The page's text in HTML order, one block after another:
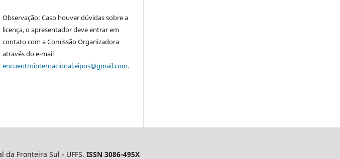
Observação: Caso houver dúvidas sobre a
licença, o apresentador deve entrar em
contato com a Comissão Organizadora
através do e-mail
encuentrointernacional.eipos@gmail.com.
Fronteira Sul - UFFS. ISSN 3086-495X